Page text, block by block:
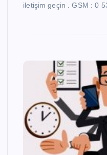
iletişim geçin . GSM : 0